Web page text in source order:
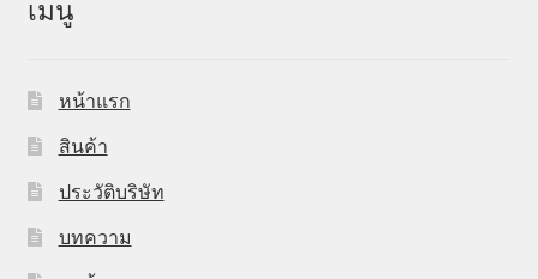
เมนู
หน้าแรก
สินค้า
ประวัติบริษัท
บทความ